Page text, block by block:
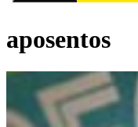
aposentos